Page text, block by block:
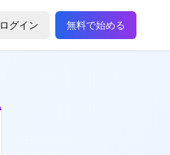
ログイン 無料で始める